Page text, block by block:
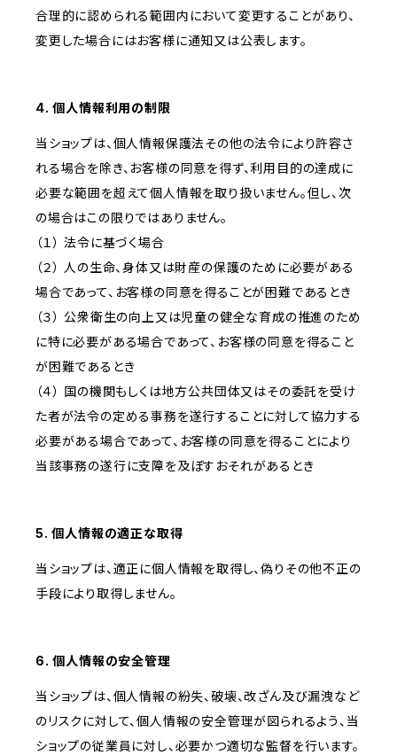
合理的に認められる範囲内において変更することがあり、
変更した場合にはお客様に通知又は公表します。
4. 個人情報利用の制限
当ショップは、個人情報保護法その他の法令により許容さ
れる場合を除き、お客様の同意を得ず、利用目的の達成に
必要な範囲を超えて個人情報を取り扱いません。但し、次
の場合はこの限りではありません。
（１） 法令に基づく場合
（２） 人の生命、身体又は財産の保護のために必要がある
場合であって、お客様の同意を得ることが困難であるとき
（３） 公衆衛生の向上又は児童の健全な育成の推進のため
に特に必要がある場合であって、お客様の同意を得ること
が困難であるとき
（４） 国の機関もしくは地方公共団体又はその委託を受け
た者が法令の定める事務を遂行することに対して協力する
必要がある場合であって、お客様の同意を得ることにより
当該事務の遂行に支障を及ぼすおそれがあるとき
5. 個人情報の適正な取得
当ショップは、適正に個人情報を取得し、偽りその他不正の
手段により取得しません。
6. 個人情報の安全管理
当ショップは、個人情報の紛失、破壊、改ざん及び漏洩など
のリスクに対して、個人情報の安全管理が図られるよう、当
ショップの従業員に対し、必要かつ適切な監督を行います。